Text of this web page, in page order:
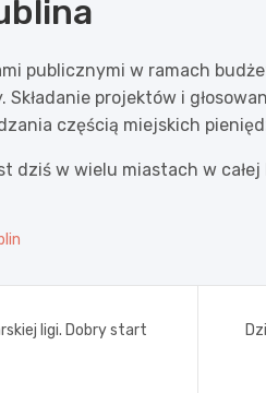
publicznymi w ramach
Składanie projektów i
częścią miejskich
dziś w wielu miastach w
ligi. Dobry start